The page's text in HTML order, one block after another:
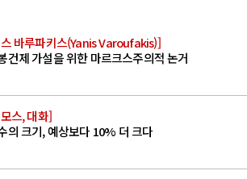
바루파키스(Yanis Varoufakis)]
건제 가설을 위한 마르크스주의적 논거
스, 대화]
의 크기, 예상보다 10% 더 크다